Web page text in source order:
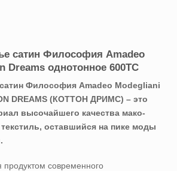
сатин Философия Amadeo
Dreams однотонное 600TC
Философия Amadeo Modegliani
DREAMS (КОТТОН ДРИМС) – это
высочайшего качества мако-
оставшийся на пике моды
продуктом современного